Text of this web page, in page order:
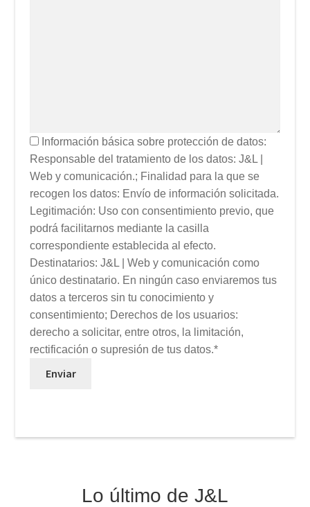
Información básica sobre protección de datos:
Responsable del tratamiento de los datos: J&L |
Web y comunicación.; Finalidad para la que se
recogen los datos: Envío de información solicitada.
Legitimación: Uso con consentimiento previo, que
podrá facilitarnos mediante la casilla
correspondiente establecida al efecto.
Destinatarios: J&L | Web y comunicación como
único destinatario. En ningún caso enviaremos tus
datos a terceros sin tu conocimiento y
consentimiento; Derechos de los usuarios:
derecho a solicitar, entre otros, la limitación,
rectificación o supresión de tus datos.*
Enviar
Lo último de J&L